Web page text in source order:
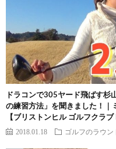
ドラコンで305ヤード飛ばす杉
の練習方法」を聞きました！｜
【ブリストンヒル ゴルフクラブ
2018.01.18 ゴルフのラウン